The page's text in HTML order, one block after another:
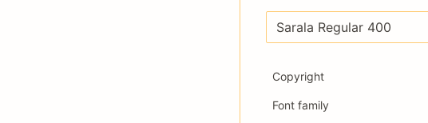
Copyright
Font family